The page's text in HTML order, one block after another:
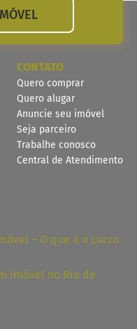
CONTATO
Quero comprar
Quero alugar
Anuncie seu imóvel
Seja parceiro
Trabalhe conosco
Central de Atendimento
– O que é o Lucro
Imóvel no Rio de